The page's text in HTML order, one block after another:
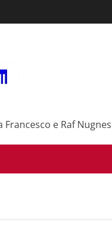
e Raf